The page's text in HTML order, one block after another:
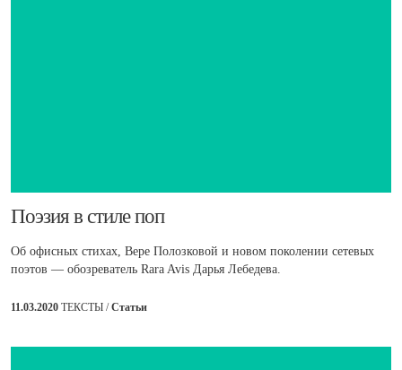
​Поэзия в стиле поп
Об офисных стихах, Вере Полозковой и новом поколении сетевых
поэтов — обозреватель Rara Avis Дарья Лебедева.
11.03.2020 ТЕКСТЫ /Статьи